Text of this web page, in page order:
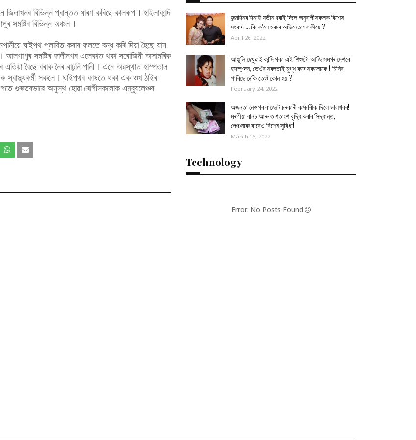
জিলাখনৰ বিভিন্ন প্ৰান্তত ধাৰণ কৰিছে কালৰূপ । হাইলাকান্দি
সমষ্টিৰ বিভিন্ন অঞ্চল ।
ঘাইপথ প্লাবিত কৰাৰ ফলতে বন্ধ কৰি দিয়া হৈছে যান
আলগাপুৰ সমষ্টিৰ কালীনগৰ এলেকাত থকা সৰোজিনী অসামৰিক
বৈছে বৰাক নৈৰ বাঢ়নি পানী । এনে অৱস্থাত হাস্পতাল
স্বাস্থ্যকৰ্মী সকলে । ঘাইপথৰ কাষতে থকা এক ওখ ঠাইৰ
গুৰুতৰভাৱে অসুস্থ হোৱা ৰোগীসকলোক এম্ব্যুলেঞ্চৰ
জন্মদিনৰ দিনাই যতীন বৰাই দিলে অনুৰাগীসকলক বিশেষ
সংবাদ ... কি ক'লে মৰমৰ অভিনেতাগৰাকীয়ে ?
April 26, 2022
আঙুলি দেখুৱাই কান্দি থকা এই শিশুটো আজি সমগ্ৰ দেশৰে
হৃদস্পন্দন, তেওঁৰ সৰলতাই মুগ্ধ কৰে সকলোকে ! চিনিব
পাৰিছে নেকি তেওঁ কোন হয় ?
February 24, 2022
অজন্তা নেওগৰ বাজেটে চৰকাৰী কৰ্মচাৰীক দিলে ভালখবৰ!
মৰগীয়া বানচ আৰু ৩ শতাংশ বৃদ্ধি কৰাৰ সিদ্ধান্ত,
পেঞ্চনাৰৰ বাবেও বিশেষ সুবিধা!
March 16, 2022
Technology
Error: No Posts Found